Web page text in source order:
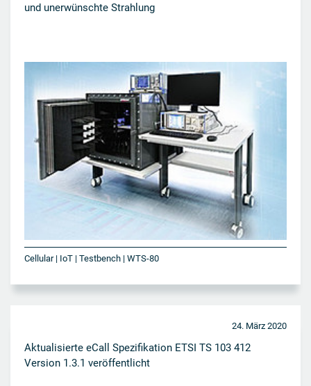
und unerwünschte Strahlung
Cellular | IoT | Testbench | WTS-80
24. März 2020
Aktualisierte eCall Spezifikation ETSI TS 103 412
Version 1.3.1 veröffentlicht